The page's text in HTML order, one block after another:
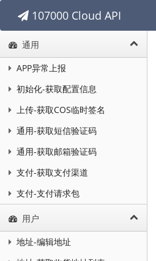
107000 Cloud API
通用
APP异常上报
初始化-获取配置信息
上传-获取COS临时签名
通用-获取短信验证码
通用-获取邮箱验证码
支付-获取支付渠道
支付-支付请求包
用户
地址-编辑地址